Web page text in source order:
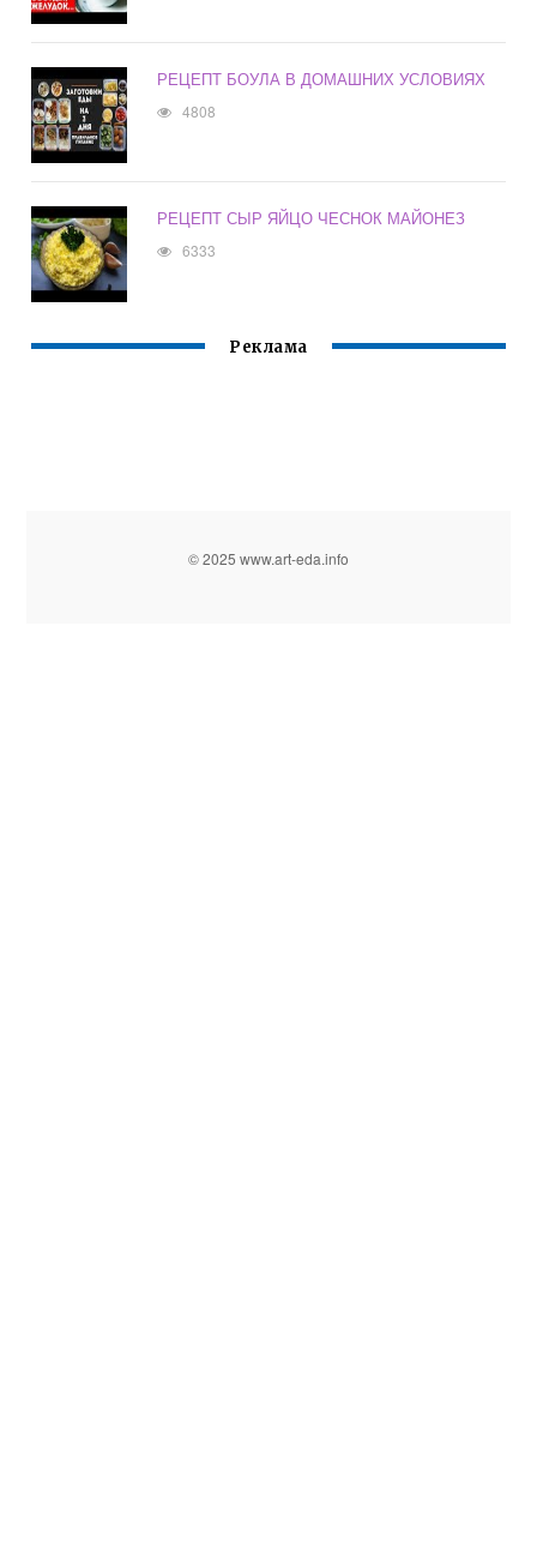
РЕЦЕПТ БОУЛА В ДОМАШНИХ УСЛОВИЯХ
4808
РЕЦЕПТ СЫР ЯЙЦО ЧЕСНОК МАЙОНЕЗ
6333
Реклама
© 2025 www.art-eda.info